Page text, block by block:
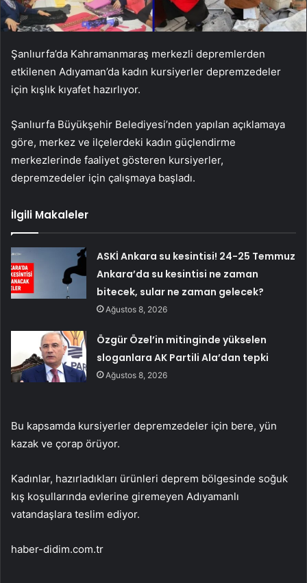
Şanlıurfa’da Kahramanmaraş merkezli depremlerden
etkilenen Adıyaman’da kadın kursiyerler depremzedeler
için kışlık kıyafet hazırlıyor.
Şanlıurfa Büyükşehir Belediyesi’nden yapılan açıklamaya
göre, merkez ve ilçelerdeki kadın güçlendirme
merkezlerinde faaliyet gösteren kursiyerler,
depremzedeler için çalışmaya başladı.
İlgili Makaleler
ASKİ Ankara su kesintisi! 24-25 Temmuz
Ankara’da su kesintisi ne zaman
bitecek, sular ne zaman gelecek?
Ağustos 8, 2026
Özgür Özel’in mitinginde yükselen
sloganlara AK Partili Ala’dan tepki
Ağustos 8, 2026
Bu kapsamda kursiyerler depremzedeler için bere, yün
kazak ve çorap örüyor.
Kadınlar, hazırladıkları ürünleri deprem bölgesinde soğuk
kış koşullarında evlerine giremeyen Adıyamanlı
vatandaşlara teslim ediyor.
haber-didim.com.tr